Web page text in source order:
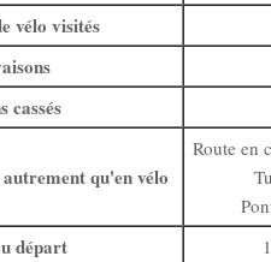
vélo visités
cassés
qu'en vélo
Route en
départ